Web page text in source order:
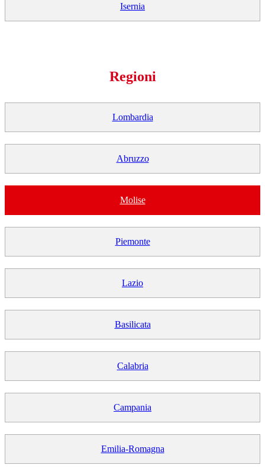
Isernia
Regioni
Lombardia
Abruzzo
Molise
Piemonte
Lazio
Basilicata
Calabria
Campania
Emilia-Romagna